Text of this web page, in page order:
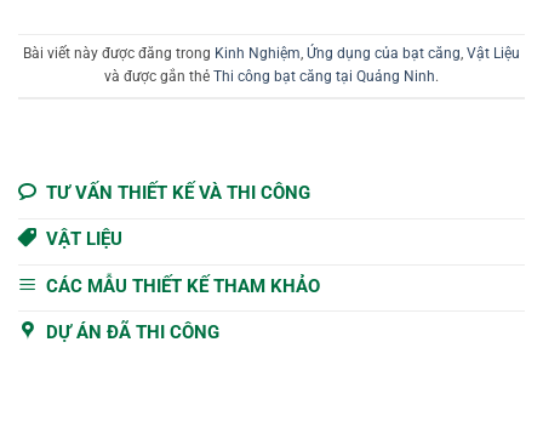
Bài viết này được đăng trong Kinh Nghiệm Ứng dụng của bạt căng Vật Liệu
và được gắn thẻ Thi công bạt căng tại Quảng Ninh.
TƯ VẤN THIẾT KẾ VÀ THI CÔNG
VẬT LIỆU
CÁC MẪU THIẾT KẾ THAM KHẢO
DỰ ÁN ĐÃ THI CÔNG